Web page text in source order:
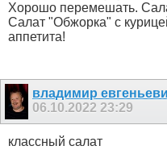
Хорошо перемешать.
Салат "Обжорка" с
аппетита!
владимир
06.10.202223:29
классный салат